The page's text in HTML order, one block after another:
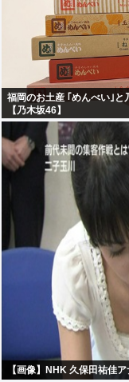
福岡のお土産 ｢めんべい｣と
【乃木坂46】
【画像】NHK 久保田祐佳